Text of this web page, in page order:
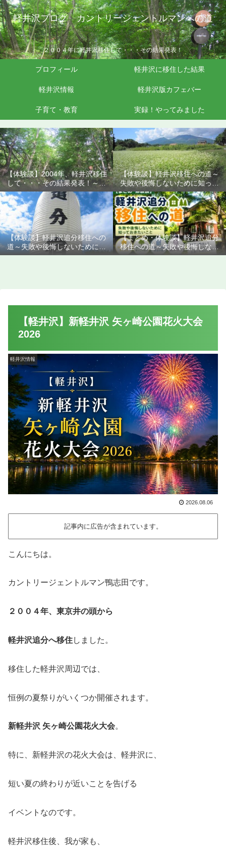
軽井沢ブログ カントリージェントルマンへの道
２００４年に軽井沢移住して・・・その結果発表！
プロフィール 軽井沢に移住した結果
軽井沢情報 軽井沢版カフェバー
子育て・教育 実録！やってみました
【体験談】2004年、軽井沢移住
して・・・その結果発表！～失
敗や後悔しないために知ってお
きたいこと
【体験談】軽井沢移住への道～
失敗や後悔しないために知って
おきたいこと
【体験談】軽井沢追分移住への
道～失敗や後悔しないために知
っておきたいこと
【まとめ・体験談】軽井沢追分
移住への道～失敗や後悔しない
ために知っておきたいこと
【軽井沢】新軽井沢 矢ヶ崎公園花火大会
2026
軽井沢情報
2026.08.06
記事内に広告が含まれています。
こんにちは。
カントリージェントルマン鴨志田です。
２００４年、東京井の頭から
軽井沢追分へ移住しました。
移住した軽井沢周辺では、
恒例の夏祭りがいくつか開催されます。
新軽井沢 矢ヶ崎公園花火大会。
特に、新軽井沢の花火大会は、軽井沢に、
短い夏の終わりが近いことを告げる
イベントなのです。
軽井沢移住後、我が家も、